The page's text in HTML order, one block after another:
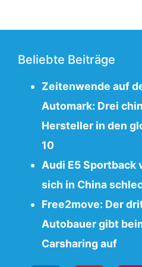
Beliebte Beiträge
Zeitenwende auf
Automark: Drei
Hersteller in den
10
Audi E5 Sportback
sich in China
Free2move: Der
Autobauer gibt
Carsharing auf